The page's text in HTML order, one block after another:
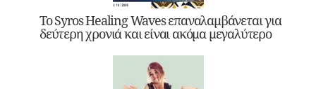
Το Syros Healing Waves επαναλαμβάνεται για
δεύτερη χρονιά και είναι ακόμα μεγαλύτερο